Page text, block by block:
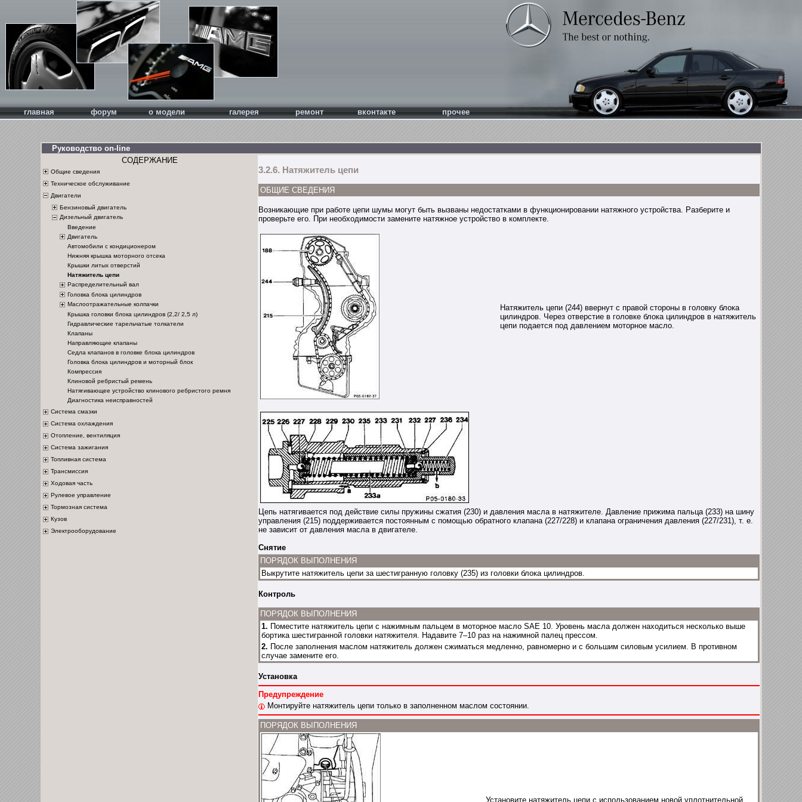
главная форум о модели галерея ремонт вконтакте прочее
Руководство on-line
СОДЕРЖАНИЕ
Общие сведения
Техническое обслуживание
Двигатели
Бензиновый двигатель
Дизельный двигатель
Введение
Двигатель
Автомобили с кондиционером
Нижняя крышка моторного отсека
Крышки литых отверстий
Натяжитель цепи
Распределительный вал
Головка блока цилиндров
Маслоотражательные колпачки
Крышка головки блока цилиндров (2,2/ 2,5 л)
Гидравлические тарельчатые толкатели
Клапаны
Направляющие клапаны
Седла клапанов в головке блока цилиндров
Головка блока цилиндров и моторный блок
Компрессия
Клиновой ребристый ремень
Натягивающее устройство клинового ребристого ремня
Диагностика неисправностей
Система смазки
Система охлаждения
Отопление, вентиляция
Система зажигания
Топливная система
Трансмиссия
Ходовая часть
Рулевое управление
Тормозная система
Кузов
Электрооборудование
3.2.6. Натяжитель цепи
ОБЩИЕ СВЕДЕНИЯ
Возникающие при работе цепи шумы могут быть вызваны недостатками в функционировании натяжного устройства. Разберите и
проверьте его. При необходимости замените натяжное устройство в комплекте.
Натяжитель цепи (244) ввернут с правой стороны в головку блока
цилиндров. Через отверстие в головке блока цилиндров в натяжитель
цепи подается под давлением моторное масло.
Цепь натягивается под действие силы пружины сжатия (230) и давления масла в натяжителе. Давление прижима пальца (233) на шину
управления (215) поддерживается постоянным с помощью обратного клапана (227/228) и клапана ограничения давления (227/231), т. е.
не зависит от давления масла в двигателе.
Снятие
ПОРЯДОК ВЫПОЛНЕНИЯ
Выкрутите натяжитель цепи за шестигранную головку (235) из головки блока цилиндров.
Контроль
ПОРЯДОК ВЫПОЛНЕНИЯ
1. Поместите натяжитель цепи с нажимным пальцем в моторное масло SAE 10. Уровень масла должен находиться несколько выше
бортика шестигранной головки натяжителя. Надавите 7–10 раз на нажимной палец прессом.
2. После заполнения маслом натяжитель должен сжиматься медленно, равномерно и с большим силовым усилием. В противном
случае замените его.
Установка
Предупреждение
Монтируйте натяжитель цепи только в заполненном маслом состоянии.
ПОРЯДОК ВЫПОЛНЕНИЯ
Установите натяжитель цепи с использованием новой уплотнительной